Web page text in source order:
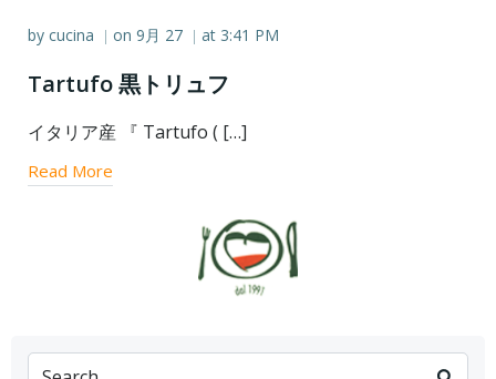
by cucina | on 9月 27 | at 3:41 PM
Tartufo 黒トリュフ
イタリア産 『 Tartufo ( […]
Read More
Search